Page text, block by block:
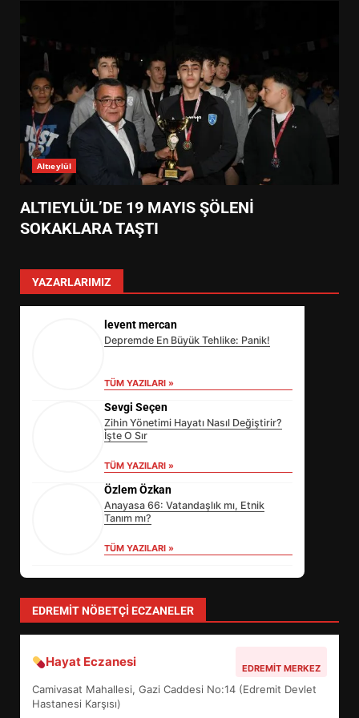
Altıeylül
ALTIEYLÜL’DE 19 MAYIS ŞÖLENİ
SOKAKLARA TAŞTI
YAZARLARIMIZ
levent mercan
Depremde En Büyük Tehlike: Panik!
TÜM YAZILARI »
Sevgi Seçen
Zihin Yönetimi Hayatı Nasıl Değiştirir?
İşte O Sır
TÜM YAZILARI »
Özlem Özkan
Anayasa 66: Vatandaşlık mı, Etnik
Tanım mı?
TÜM YAZILARI »
GEÇİYOR: GÖZLER BULUŞMADA
EDREMIT NÖBETÇI ECZANELER
3
SÜRDÜRÜLEBİLİRLİKTE NE